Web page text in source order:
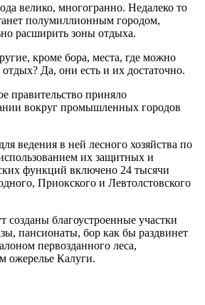
велико, многогранно. Недалеко то
полумиллионным городом,
расширить зоны отдыха.
кроме бора, места, где можно
Да, они есть и их достаточно.
правительство приняло
вокруг промышленных городов
ведения в ней лесного хозяйства по
их защитных и
функций включено 24 тысячи
Приокского и Левтолстовского
созданы благоустроенные участки
пансионаты, бор как бы раздвинет
первозданного леса,
ожерелье Калуги.